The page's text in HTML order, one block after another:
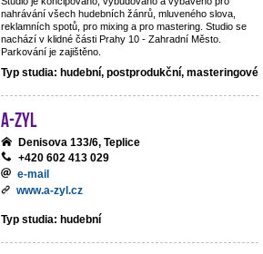
nahrávání všech hudebních žánrů, mluveného slova,
reklamních spotů, pro mixing a pro mastering. Studio se
nachází v klidné části Prahy 10 - Zahradní Město.
Parkování je zajištěno.
Typ studia: hudební, postprodukční, masteringové
A-ZYL
Denisova 133/6, Teplice
+420 602 413 029
e-mail
www.a-zyl.cz
Typ studia: hudební